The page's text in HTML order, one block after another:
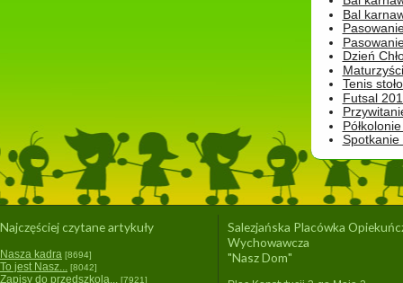
Bal
Dzień
Tenis
Futsal
Najczęściej czytane artykuły
Nasza kadra [8694]
To jest Nasz... [8042]
Zapisy do przedszkola... [7921]
Salezjańska Placówka
Wychowawcza
"Nasz Dom"